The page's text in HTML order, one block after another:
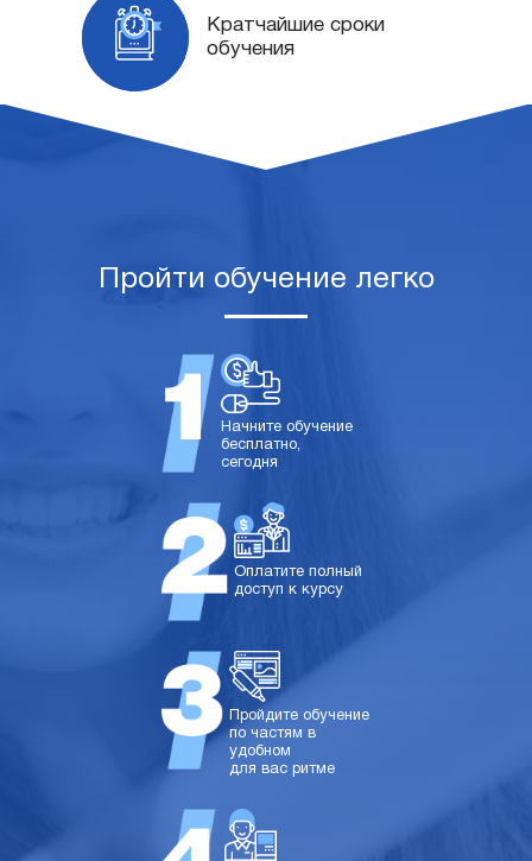
Кратчайшие сроки
обучения
Пройти обучение легко
Начните обучение
бесплатно,
сегодня
Оплатите полный
доступ к курсу
Пройдите обучение
по частям в
удобном
для вас ритме